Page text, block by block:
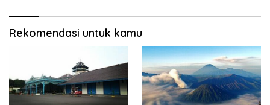
Rekomendasi untuk kamu